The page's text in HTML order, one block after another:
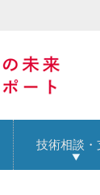
技術相談・